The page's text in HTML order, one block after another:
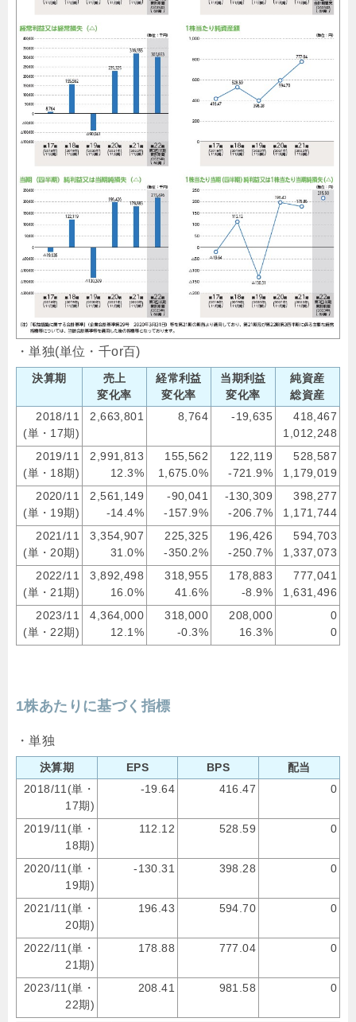
・単独(単位・千or百)
決算期
売上
変化率
経常利益
変化率
当期利益
変化率
純資産
総資産
2018/11
(単・17期)
2,663,801 8,764 -19,635
418,467
1,012,248
2019/11
(単・18期)
2,991,813
12.3%
155,562
1,675.0%
122,119
-721.9%
528,587
1,179,019
2020/11
(単・19期)
2,561,149
-14.4%
-90,041
-157.9%
-130,309
-206.7%
398,277
1,171,744
2021/11
(単・20期)
3,354,907
31.0%
225,325
-350.2%
196,426
-250.7%
594,703
1,337,073
2022/11
(単・21期)
3,892,498
16.0%
318,955
41.6%
178,883
-8.9%
777,041
1,631,496
2023/11
(単・22期)
4,364,000
12.1%
318,000
-0.3%
208,000
16.3%
0
0
1株あたりに基づく指標
・単独
決算期 EPS BPS
配当
2018/11(単・
17期)
-19.64 416.47 0
2019/11(単・
18期)
112.12 528.59 0
2020/11(単・
19期)
-130.31 398.28 0
2021/11(単・
20期)
196.43 594.70 0
2022/11(単・
21期)
178.88 777.04 0
2023/11(単・
22期)
208.41 981.58 0